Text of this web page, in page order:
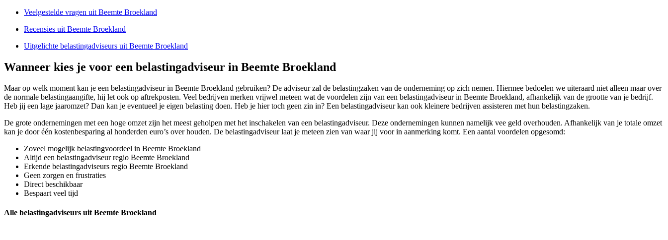
Veelgestelde vragen uit Beemte Broekland
Recensies uit Beemte Broekland
Uitgelichte belastingadviseurs uit Beemte Broekland
Wanneer kies je voor een belastingadviseur in Beemte Broekland
Maar op welk moment kan je een belastingadviseur in Beemte Broekland gebruiken? De adviseur zal de belastingzaken van de onderneming op zich nemen. Hiermee bedoelen we uiteraard niet alleen maar over
de normale belastingaangifte, hij let ook op aftrekposten. Veel bedrijven merken vrijwel meteen wat de voordelen zijn van een belastingadviseur in Beemte Broekland, afhankelijk van de grootte van je bedrijf.
Heb jij een lage jaaromzet? Dan kan je eventueel je eigen belasting doen. Heb je hier toch geen zin in? Een belastingadviseur kan ook kleinere bedrijven assisteren met hun belastingzaken.
De grote ondernemingen met een hoge omzet zijn het meest geholpen met het inschakelen van een belastingadviseur. Deze ondernemingen kunnen namelijk vee geld overhouden. Afhankelijk van je totale omzet
kan je door één kostenbesparing al honderden euro’s over houden. De belastingadviseur laat je meteen zien van waar jij voor in aanmerking komt. Een aantal voordelen opgesomd:
Zoveel mogelijk belastingvoordeel in Beemte Broekland
Altijd een belastingadviseur regio Beemte Broekland
Erkende belastingadviseurs regio Beemte Broekland
Geen zorgen en frustraties
Direct beschikbaar
Bespaart veel tijd
Alle belastingadviseurs uit Beemte Broekland